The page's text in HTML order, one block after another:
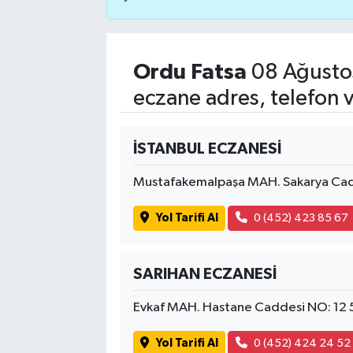
Ordu Fatsa 08
eczane adres, telefon
İSTANBUL ECZANESİ
Mustafakemalpaşa MAH. Sakarya
Yol Tarifi Al 0 (452) 423 85 67
SARIHAN ECZANESİ
Evkaf MAH. Hastane Caddesi NO:
Yol Tarifi Al 0 (452) 424 24 52